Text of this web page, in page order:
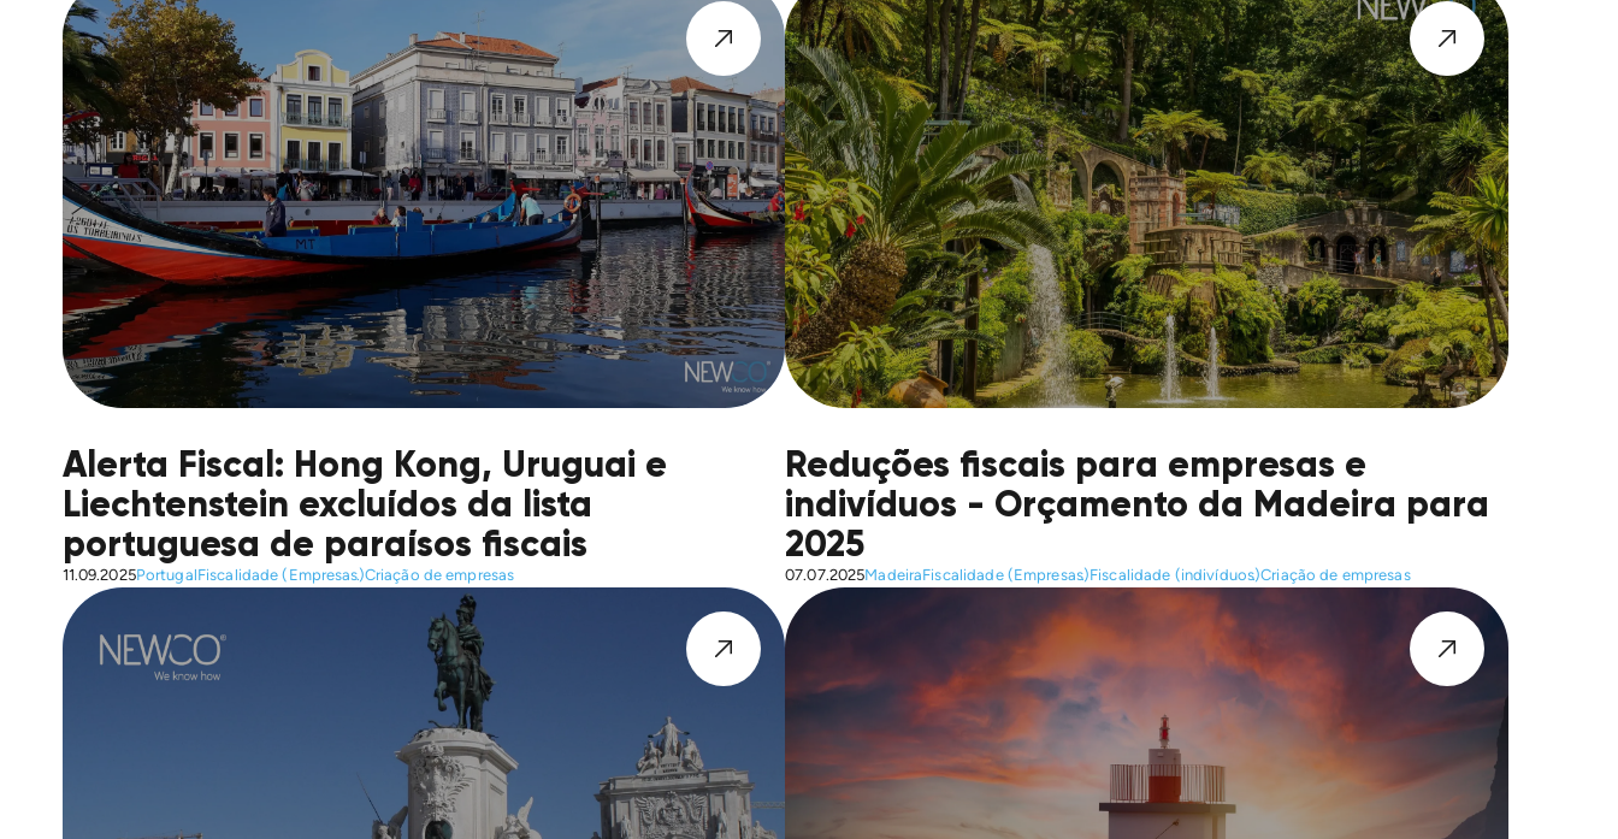
Alerta Fiscal: Hong Kong, Uruguai e
Liechtenstein excluídos da lista
portuguesa de paraísos fiscais
11.09.2025PortugalFiscalidade (Empresas)Criação de empresas
Reduções fiscais para empresas e
indivíduos - Orçamento da Madeira para
2025
07.07.2025MadeiraFiscalidade (Empresas)Fiscalidade (indivíduos)Criação de empresas